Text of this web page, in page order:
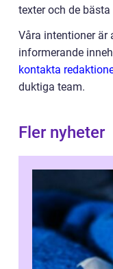
texter och de
Våra intentioner är
informerande
kontakta
duktiga team.
Fler nyheter